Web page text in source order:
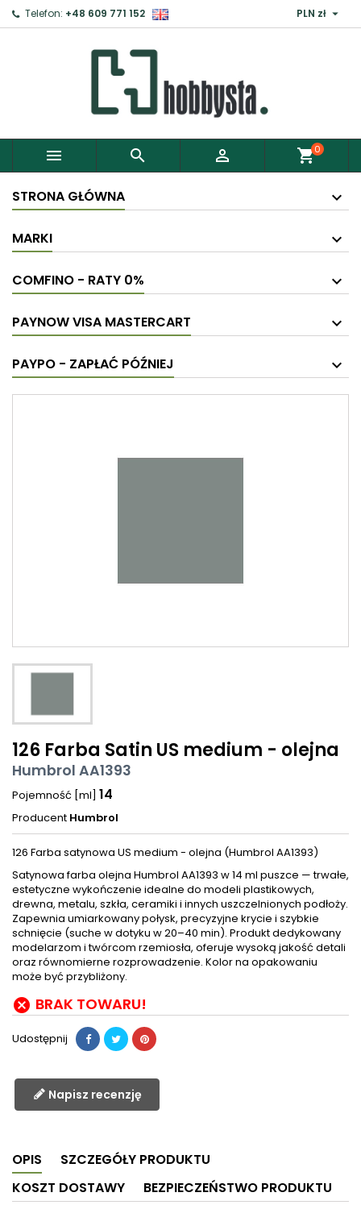
Telefon: +48 609 771 152 PLN zł 
   shopping_cart0
STRONA GŁÓWNA
MARKI
COMFINO - RATY 0%
PAYNOW VISA MASTERCART
PAYPO - ZAPŁAĆ PÓŹNIEJ
126 Farba Satin US medium - olejna
Humbrol AA1393
Pojemność [ml] 14
Producent Humbrol
126 Farba satynowa US medium - olejna (Humbrol AA1393)
Satynowa farba olejna Humbrol AA1393 w 14 ml puszce — trwałe,
estetyczne wykończenie idealne do modeli plastikowych,
drewna, metalu, szkła, ceramiki i innych uszczelnionych podłoży.
Zapewnia umiarkowany połysk, precyzyjne krycie i szybkie
schnięcie (suche w dotyku w 20–40 min). Produkt dedykowany
modelarzom i twórcom rzemiosła, oferuje wysoką jakość detali
oraz równomierne rozprowadzenie. Kolor na opakowaniu
może być przybliżony.
 BRAK TOWARU!
Udostępnij
Napisz recenzję
OPIS
SZCZEGÓŁY PRODUKTU
KOSZT DOSTAWY
BEZPIECZEŃSTWO PRODUKTU